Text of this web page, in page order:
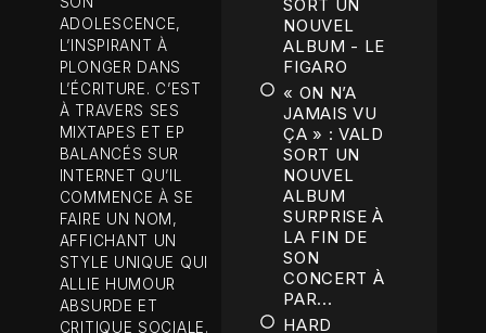
ADOLESCENCE,
L’INSPIRANT À
PLONGER DANS
L’ÉCRITURE. C’EST
À TRAVERS SES
MIXTAPES ET EP
BALANCÉS SUR
INTERNET QU’IL
COMMENCE À SE
FAIRE UN NOM,
AFFICHANT UN
STYLE UNIQUE QUI
ALLIE HUMOUR
ABSURDE ET
CRITIQUE SOCIALE.
SORT UN
NOUVEL
ALBUM - LE
FIGARO
« ON N’A
JAMAIS VU
ÇA » : VALD
SORT UN
NOUVEL
ALBUM
SURPRISE À
LA FIN DE
SON
CONCERT À
PAR...
HARD